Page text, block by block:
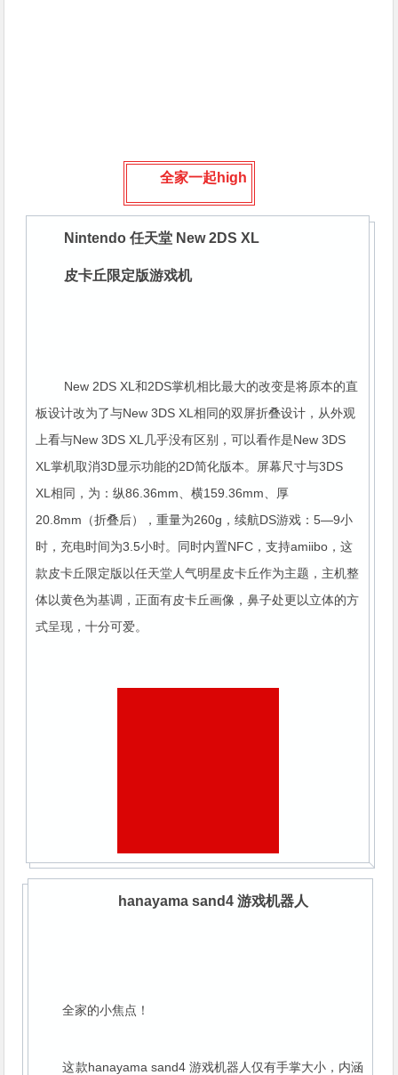
全家一起high
Nintendo 任天堂 New 2DS XL
皮卡丘限定版游戏机
New 2DS XL和2DS掌机相比最大的改变是将原本的直
板设计改为了与New 3DS XL相同的双屏折叠设计，从外观
上看与New 3DS XL几乎没有区别，可以看作是New 3DS
XL掌机取消3D显示功能的2D简化版本。屏幕尺寸与3DS
XL相同，为：纵86.36mm、横159.36mm、厚
20.8mm（折叠后），重量为260g，续航DS游戏：5—9小
时，充电时间为3.5小时。同时内置NFC，支持amiibo，这
款皮卡丘限定版以任天堂人气明星皮卡丘作为主题，主机整
体以黄色为基调，正面有皮卡丘画像，鼻子处更以立体的方
式呈现，十分可爱。
hanayama sand4 游戏机器人
全家的小焦点！
这款hanayama sand4 游戏机器人仅有手掌大小，内涵